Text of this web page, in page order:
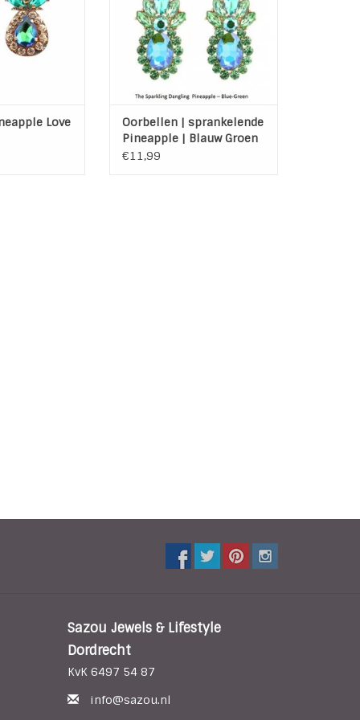
3 cm
: 2 cm
Love
Oorbellen | sprankelende
Pineapple | Blauw Groen
€11,99
Sazou Jewels & Lifestyle
Dordrecht
KvK 6497 54 87
info@sazou.nl